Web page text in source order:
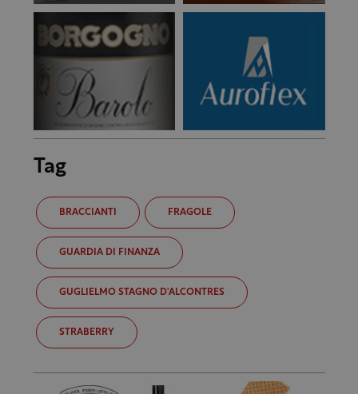
Tag
BRACCIANTI FRAGOLE
GUARDIA DI FINANZA
GUGLIELMO STAGNO D'ALCONTRES
STRABERRY